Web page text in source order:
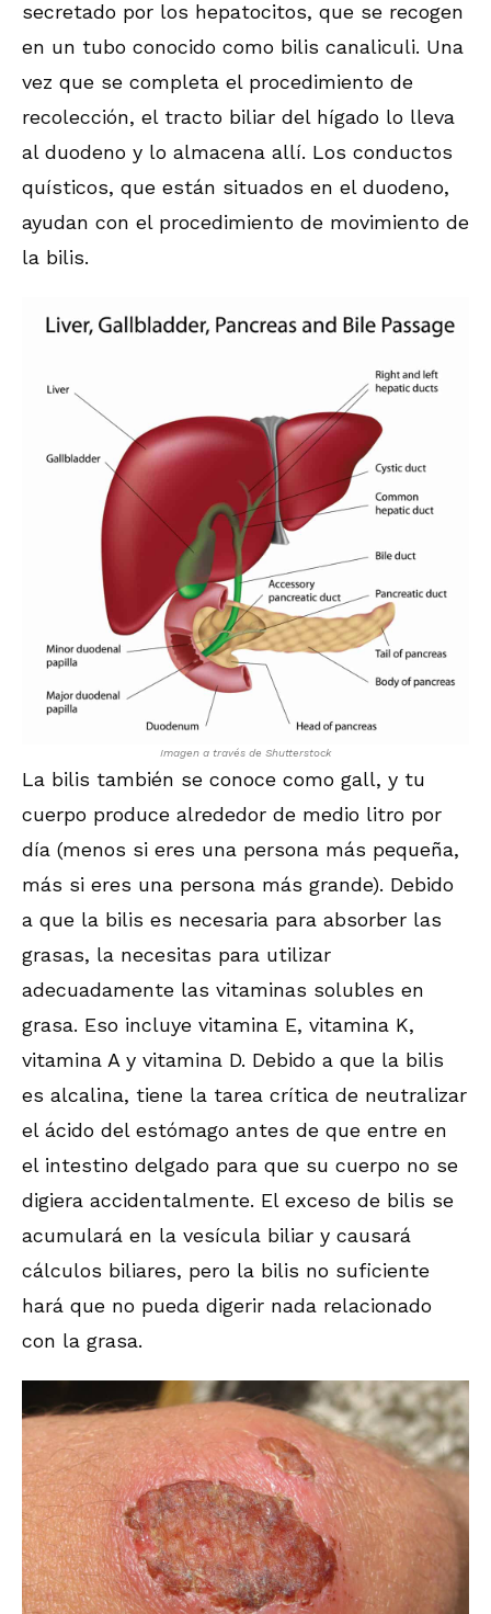
secretado por los hepatocitos, que se recogen
en un tubo conocido como bilis canaliculi. Una
vez que se completa el procedimiento de
recolección, el tracto biliar del hígado lo lleva
al duodeno y lo almacena allí. Los conductos
quísticos, que están situados en el duodeno,
ayudan con el procedimiento de movimiento de
la bilis.
Imagen a través de Shutterstock
La bilis también se conoce como gall, y tu
cuerpo produce alrededor de medio litro por
día (menos si eres una persona más pequeña,
más si eres una persona más grande). Debido
a que la bilis es necesaria para absorber las
grasas, la necesitas para utilizar
adecuadamente las vitaminas solubles en
grasa. Eso incluye vitamina E, vitamina K,
vitamina A y vitamina D. Debido a que la bilis
es alcalina, tiene la tarea crítica de neutralizar
el ácido del estómago antes de que entre en
el intestino delgado para que su cuerpo no se
digiera accidentalmente. El exceso de bilis se
acumulará en la vesícula biliar y causará
cálculos biliares, pero la bilis no suficiente
hará que no pueda digerir nada relacionado
con la grasa.